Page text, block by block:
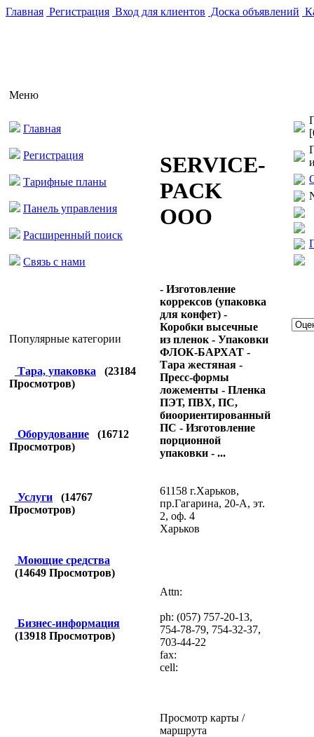
Главная Регистрация Вход для клиентов Доска объявлений
Меню
Главная
Регистрация
Тарифные планы
Панель управления
Расширенный поиск
Связь с нами
Популярные категории
Тара, упаковка (23184
Просмотров)
Оборудование (16712
Просмотров)
Услуги (14767
Просмотров)
Моющие средства
(14649 Просмотров)
Бизнес-информация
(13918 Просмотров)
SERVICE-
PACK
ООО
- Изготовление
коррексов (упаковка
для конфет) -
Коробки высечные
из пленок - Упаковки
ФЛОК-БАРХАТ -
Тара жестяная -
Пресс-формы
ложементы - Пленка
ПЭТ, ПВХ, ПС,
биоориентированный
ПС - Изготовление
порционной
упаковки - ...
61158 г.Харьков,
пр.Гагарина, 20-А, эт.
2, оф. 4
Харьков
Attn:
ph: (057) 757-20-13,
754-78-79, 754-32-37,
703-44-22
fax:
cell:
Просмотр карты /
маршрута